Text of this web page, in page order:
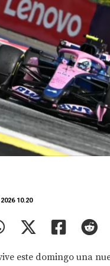
10.20
este domingo una